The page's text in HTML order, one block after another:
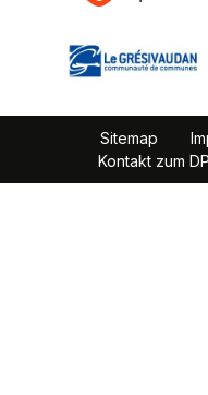
Sitemap
Kontakt zum